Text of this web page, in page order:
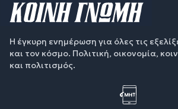
Η έγκυρη ενημέρωση για όλες τις
και τον κόσμο. Πολιτική, οικονομία,
και πολιτισμός.